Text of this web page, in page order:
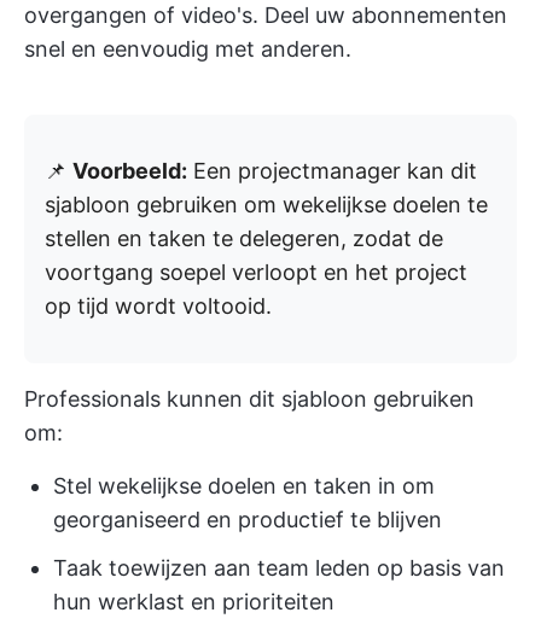
overgangen of video's. Deel uw abonnementen
snel en eenvoudig met anderen.
📌 Voorbeeld: Een projectmanager kan dit
sjabloon gebruiken om wekelijkse doelen te
stellen en taken te delegeren, zodat de
voortgang soepel verloopt en het project
op tijd wordt voltooid.
Professionals kunnen dit sjabloon gebruiken
om:
Stel wekelijkse doelen en taken in om
georganiseerd en productief te blijven
Taak toewijzen aan team leden op basis van
hun werklast en prioriteiten